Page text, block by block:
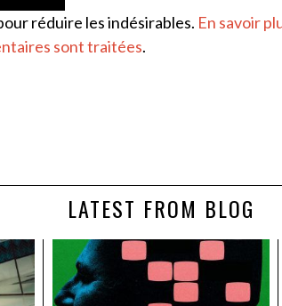
réduire les indésirables. En savoir
sont traitées.
LATEST FROM BLOG